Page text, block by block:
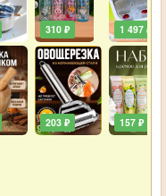
310 ₽
203 ₽
1 497 ₽
157 ₽